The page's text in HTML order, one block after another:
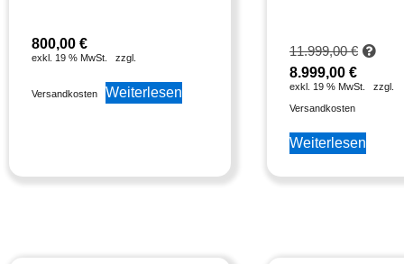
800,00 €
exkl. 19 % MwSt. zzgl.
Versandkosten Weiterlesen
11.999,00€
8.999,00 €
exkl. 19 % MwSt.
zzgl.
Versandkosten
Weiterlesen